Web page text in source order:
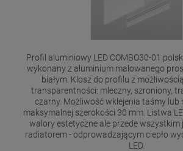
Profil aluminiowy LED COMBO30-01
wykonany z aluminium malowanego
białym. Klosz do profilu z
transparentności: mleczny, szroniony,
czarny. Możliwość wklejenia taśmy lub
maksymalnej szerokości 30 mm. Listwa
walory estetyczne ale przede wszystkim
radiatorem - odprowadzającym ciepło
LED.